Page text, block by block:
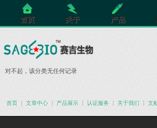
首页 关于 产品
对不起，该分类无任何记录
首页 文章中心 产品展示 认证服务 关于我们 文